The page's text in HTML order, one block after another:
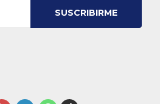
SUSCRIBIRME